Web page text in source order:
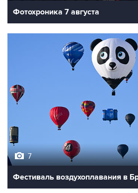
Фотохроника 7 августа
7
Фестиваль воздухоплавания в